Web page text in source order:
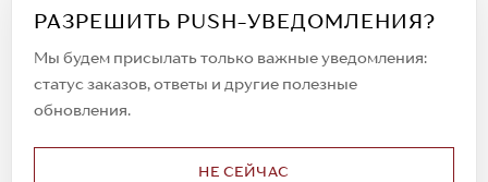
РАЗРЕШИТЬ PUSH-УВЕДОМЛЕНИЯ?
Мы будем присылать только важные уведомления:
статус заказов, ответы и другие полезные
обновления.
НЕ СЕЙЧАС
Всегда будьте в курсе новых акций и
спецпредложений!
© 2023. AIT Shoes
Все права защищены